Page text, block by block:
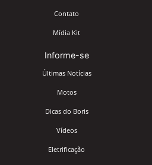
Contato
Mídia Kit
Informe-se
Últimas Notícias
Motos
Dicas do Boris
Vídeos
Eletrificação